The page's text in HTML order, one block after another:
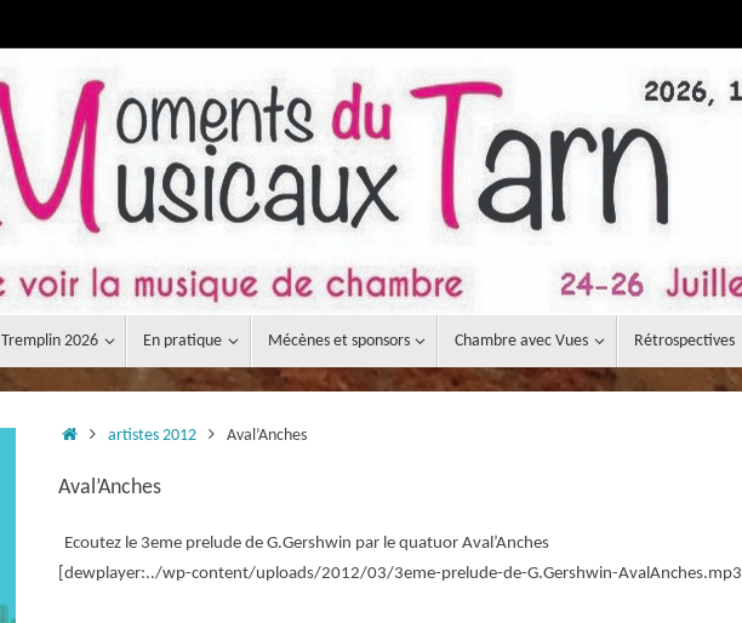
Tremplin 2026 En pratique Mécènes et sponsors Chambre avec Vues Rétrospectives
Accueilartistes 2012 Aval’Anches
Aval’Anches
Ecoutez le 3eme prelude de G.Gershwin par le quatuor Aval’Anches
[dewplayer:../wp-content/uploads/2012/03/3eme-prelude-de-G.Gershwin-AvalAnches.mp3]